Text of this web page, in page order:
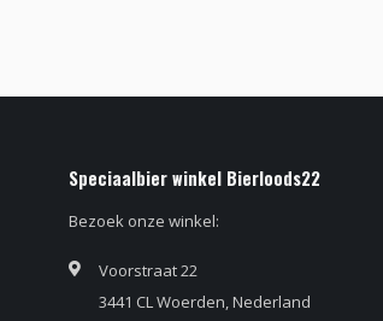
Speciaalbier winkel Bierloods22
Bezoek onze winkel:
Voorstraat 22
3441 CL Woerden, Nederland